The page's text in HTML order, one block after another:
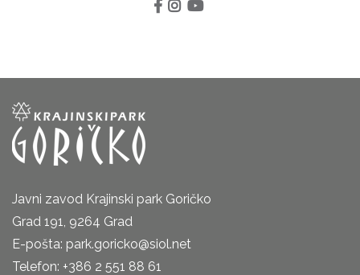
Javni zavod Krajinski park Goričko
Grad 191, 9264 Grad
E-pošta: park.goricko@siol.net
Telefon: +386 2 551 88 61